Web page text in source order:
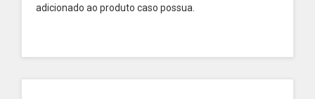
adicionado ao produto caso possua.